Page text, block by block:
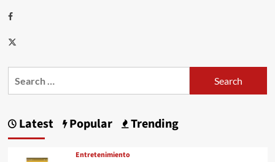
Facebook
Twitter
Latest Popular Trending
Entretenimiento